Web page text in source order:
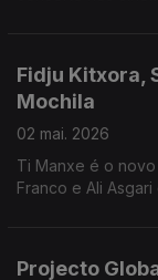
Fidju Kitxora,
Mochila
02 mai. 2026
Ti Manxe é o
Franco e Ali
Projecto